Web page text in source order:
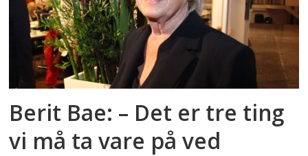
Berit Bae: – Det er tre ting
vi må ta vare på ved